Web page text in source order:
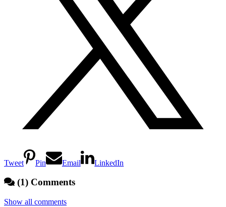
Tweet Pin Email LinkedIn
(1) Comments
Show all comments